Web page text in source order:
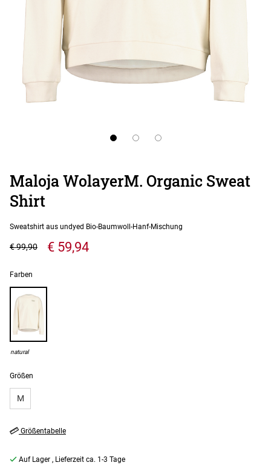
Maloja WolayerM. Organic Sweat
Shirt
Sweatshirt aus undyed Bio-Baumwoll-Hanf-Mischung
€ 59,94
€ 99,90
Größen
M
Farben
natural
Größentabelle
Auf Lager , Lieferzeit ca. 1-3 Tage